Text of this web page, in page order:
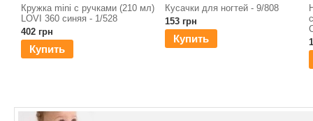
Кружка mini с ручками (210 мл)
LOVI 360 синяя - 1/528
402 грн
Купить
Кусачки для ногтей - 9/808
153 грн
Купить